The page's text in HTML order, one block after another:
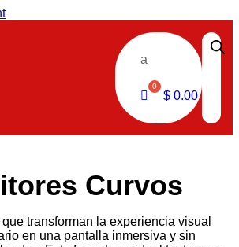
a
$0.00
Curvos
que transforman la experiencia visual
en una pantalla inmersiva y sin